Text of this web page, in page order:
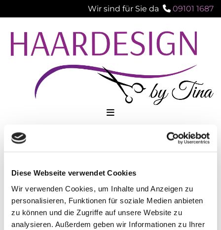
Diese Webseite verwendet Cookies
Wir verwenden Cookies, um Inhalte und Anzeigen zu
personalisieren, Funktionen für soziale Medien anbieten
zu können und die Zugriffe auf unsere Website zu
analysieren. Außerdem geben wir Informationen zu Ihrer
Wir sind für Sie da  09101 1687
Haardesign by Tina
Untere Ringstraße 27
90579 Langenzenn